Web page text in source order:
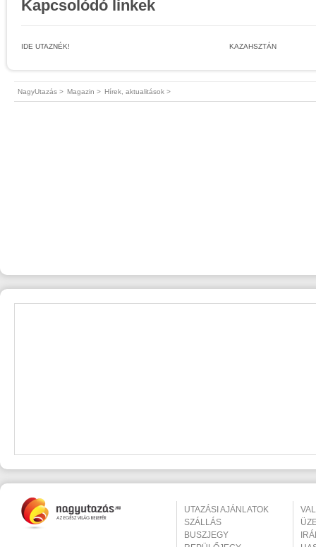
Kapcsolódó linkek
IDE UTAZNÉK! KAZAHSZTÁN
NagyUtazás > Magazin > Hírek, aktualitások >
UTAZÁSI AJÁNLATOK
SZÁLLÁS
BUSZJEGY